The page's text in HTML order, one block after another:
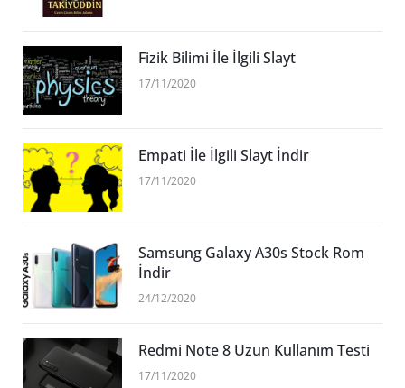
Fizik Bilimi İle İlgili Slayt
17/11/2020
Empati İle İlgili Slayt İndir
17/11/2020
Samsung Galaxy A30s Stock Rom
İndir
24/12/2020
Redmi Note 8 Uzun Kullanım Testi
17/11/2020